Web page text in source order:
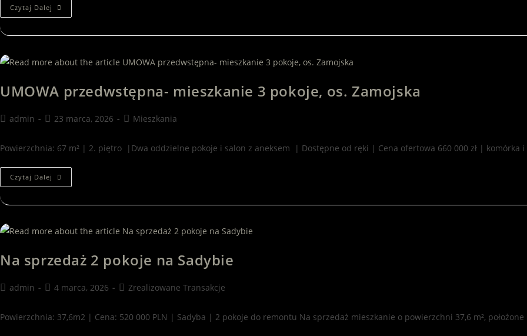
Czytaj Dalej
UMOWA przedwstępna- mieszkanie 3 pokoje, os. Zamojska
admin 23 marca, 2026 Mieszkania
Powierzchnia: 67 m² | 2. piętro |Dwa oddzielne pokoje i salon z aneksem | Dostępne od ręki | Cena ofertowa 660 000 zł | komórka
Czytaj Dalej
Na sprzedaż 2 pokoje na Sadybie
admin 4 marca, 2026 Zrealizowane Transakcje
Powierzchnia: 37,6m2 | Cena: 520 000 PLN | Sadyba | 2 pokoje do remontu Na sprzedaż mieszkanie o powierzchni 37,6 m²,